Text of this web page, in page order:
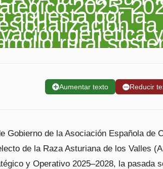
➕Aumentar texto ➖Reducir
Gobierno de la Asociación Española de
de la Raza Asturiana de los Valles
y Operativo 2025–2028, la pasada